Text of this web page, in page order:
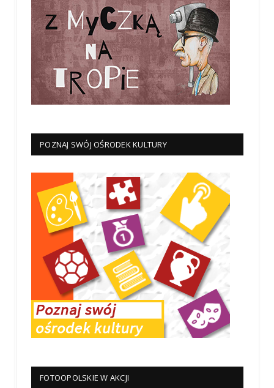
POZNAJ SWÓJ OŚRODEK KULTURY
FOTOOPOLSKIE W AKCJI